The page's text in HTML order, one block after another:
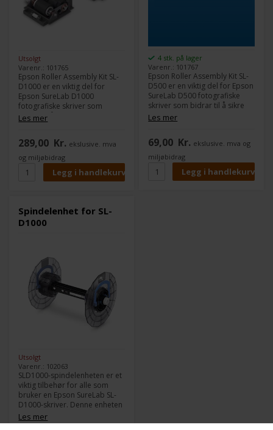
Utsolgt
Varenr.: 101765
Epson Roller Assembly Kit SL-
D1000 er en viktig del for
Epson SureLab D1000
fotografiske skriver som
bidrar til å sikre optimal drift
og utskrifter av høy kvalitet.
installere og erstatte.
Les mer
289,00 Kr. ekslusive. mva
og miljøbidrag
4 stk. på lager
Varenr.: 101767
Epson Roller Assembly Kit SL-
D500 er en viktig del for Epson
SureLab D500 fotografiske
skriver som bidrar til å sikre
optimal drift og utskrifter av
Les mer
69,00 Kr. ekslusive. mva og
miljøbidrag
Spindelenhet for SL-
D1000
Utsolgt
Varenr.: 102063
SLD1000-spindelenheten er et
viktig tilbehør for alle som
bruker en Epson SureLab SL-
D1000-skriver. Denne enheten
lar deg enkelt laste og losse
papirruller til skriveren, noe
Les mer